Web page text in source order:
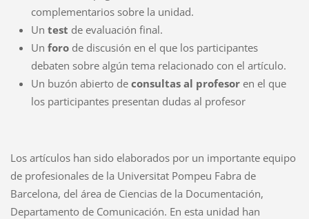
complementarios sobre la unidad.
Un test de evaluación final.
Un foro de discusión en el que los participantes
debaten sobre algún tema relacionado con el artículo.
Un buzón abierto deconsultas al profesor en el que
los participantes presentan dudas al profesor
Los artículos han sido elaborados por un importante equipo
de profesionales de la Universitat Pompeu Fabra de
Barcelona, del área de Ciencias de la Documentación,
Departamento de Comunicación. En esta unidad han